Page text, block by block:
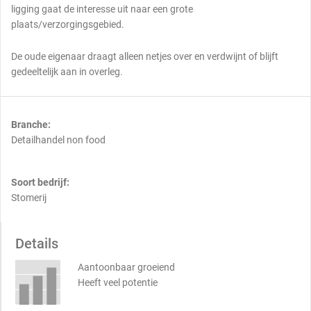
ligging gaat de interesse uit naar een grote
plaats/verzorgingsgebied.
De oude eigenaar draagt alleen netjes over en verdwijnt of blijft
gedeeltelijk aan in overleg.
Branche:
Detailhandel non food
Soort bedrijf:
Stomerij
Details
Aantoonbaar groeiend
Heeft veel potentie